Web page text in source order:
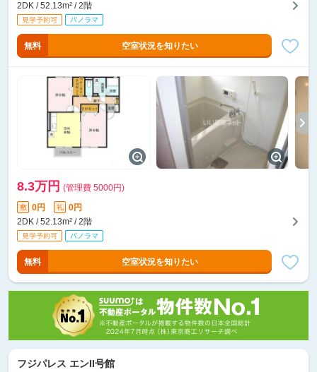
2DK / 52.13m² / 2階
無料 空室状況を知りたい
8.3万円 (管理費 5000円)
敷 0円 礼
0円
2DK / 52.13m² / 2階
無料 空室状況を知りたい
フジパレス エンII号館